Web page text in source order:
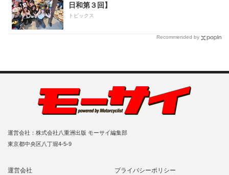
日和第３回】
トピックス
Recommended by
運営会社：株式会社八重洲出版 モーサイ編集部
東京都中央区八丁堀4-5-9
運営会社
プライバシーポリシー